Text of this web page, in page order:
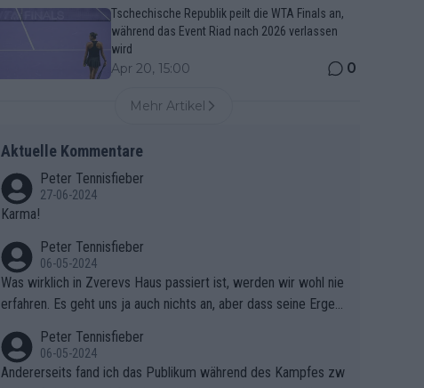
Tschechische Republik peilt die WTA Finals an,
während das Event Riad nach 2026 verlassen
wird
Apr 20, 15:00 0
Mehr Artikel
Aktuelle Kommentare
Peter Tennisfieber
27-06-2024
Karma!
Peter Tennisfieber
06-05-2024
Was wirklich in Zverevs Haus passiert ist, werden wir wohl nie
erfahren. Es geht uns ja auch nichts an, aber dass seine Ergeb
Peter Tennisfieber
06-05-2024
Andererseits fand ich das Publikum während des Kampfes zw